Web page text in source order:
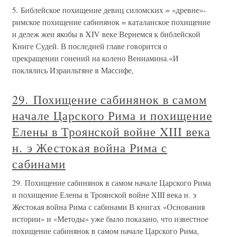
5. Библейское похищение девиц силомских = «древне»-
римское похищение сабинянок = каталанское похищение
и дележ жен якобы в XIV веке Вернемся к библейской
Книге Судей. В последней главе говорится о
прекращении гонений на колено Вениамина.«И
поклялись Израильтяне в Массифе,
29. Похищение сабинянок в самом
начале Царского Рима и похищение
Елены в Троянской войне XIII века
н. э Жестокая война Рима с
сабинами
29. Похищение сабинянок в самом начале Царского Рима
и похищение Елены в Троянской войне XIII века н. э
Жестокая война Рима с сабинами В книгах «Основания
истории» и «Методы» уже было показано, что известное
похищение сабинянок в самом начале Царского Рима,